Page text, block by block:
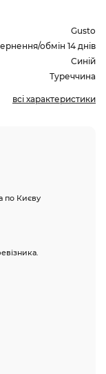
Gusto
обмін 14 днів
Синій
Туреччина
всі характеристики
по Києву